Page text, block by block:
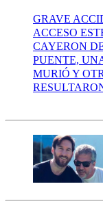
GRAVE
ACCESO
CAYERON
PUENTE,
MURIÓ Y